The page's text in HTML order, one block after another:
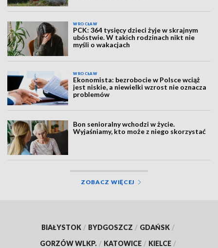
WROCŁAW
PCK: 364 tysięcy dzieci żyje w skrajnym
ubóstwie. W takich rodzinach nikt nie
myśli o wakacjach
WROCŁAW
Ekonomista: bezrobocie w Polsce wciąż
jest niskie, a niewielki wzrost nie oznacza
problemów
Bon senioralny wchodzi w życie.
Wyjaśniamy, kto może z niego skorzystać
ZOBACZ WIĘCEJ
BIAŁYSTOK / BYDGOSZCZ / GDAŃSK /
GORZÓW WLKP. / KATOWICE / KIELCE /